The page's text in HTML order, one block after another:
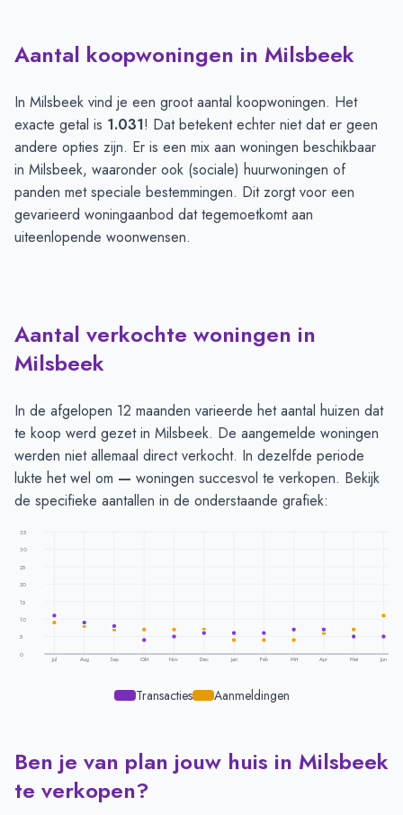
Aantal koopwoningen in Milsbeek
In Milsbeek vind je een groot aantal koopwoningen. Het
exacte getal is 1.031! Dat betekent echter niet dat er geen
andere opties zijn. Er is een mix aan woningen beschikbaar
in Milsbeek, waaronder ook (sociale) huurwoningen of
panden met speciale bestemmingen. Dit zorgt voor een
gevarieerd woningaanbod dat tegemoetkomt aan
uiteenlopende woonwensen.
Aantal verkochte woningen in
Milsbeek
In de afgelopen 12 maanden varieerde het aantal huizen dat
te koop werd gezet in Milsbeek. De aangemelde woningen
werden niet allemaal direct verkocht. In dezelfde periode
lukte het wel om — woningen succesvol te verkopen. Bekijk
de specifieke aantallen in de onderstaande grafiek:
35
30
25
20
15
10
5
0
Jul Aug Sep Okt Nov Dec Jan Feb Mrt Apr Mei Jun
Transacties Aanmeldingen
Transacties en aanmeldingen per maand - Milsbeek
Maand
Transacties
Juli
11
Ben je van plan jouw huis in Milsbeek
te verkopen?